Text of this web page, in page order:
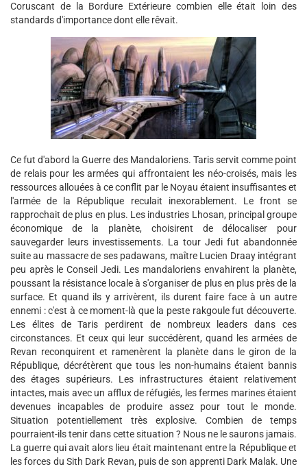
Coruscant de la Bordure Extérieure combien elle était loin des
standards d'importance dont elle rêvait.
Ce fut d'abord la Guerre des Mandaloriens. Taris servit comme point
de relais pour les armées qui affrontaient les néo-croisés, mais les
ressources allouées à ce conflit par le Noyau étaient insuffisantes et
l'armée de la République reculait inexorablement. Le front se
rapprochait de plus en plus. Les industries Lhosan, principal groupe
économique de la planète, choisirent de délocaliser pour
sauvegarder leurs investissements. La tour Jedi fut abandonnée
suite au massacre de ses padawans, maître Lucien Draay intégrant
peu après le Conseil Jedi. Les mandaloriens envahirent la planète,
poussant la résistance locale à s'organiser de plus en plus près de la
surface. Et quand ils y arrivèrent, ils durent faire face à un autre
ennemi : c'est à ce moment-là que la peste rakgoule fut découverte.
Les élites de Taris perdirent de nombreux leaders dans ces
circonstances. Et ceux qui leur succédèrent, quand les armées de
Revan reconquirent et ramenèrent la planète dans le giron de la
République, décrétèrent que tous les non-humains étaient bannis
des étages supérieurs. Les infrastructures étaient relativement
intactes, mais avec un afflux de réfugiés, les fermes marines étaient
devenues incapables de produire assez pour tout le monde.
Situation potentiellement très explosive. Combien de temps
pourraient-ils tenir dans cette situation ? Nous ne le saurons jamais.
La guerre qui avait alors lieu était maintenant entre la République et
les forces du Sith Dark Revan, puis de son apprenti Dark Malak. Une